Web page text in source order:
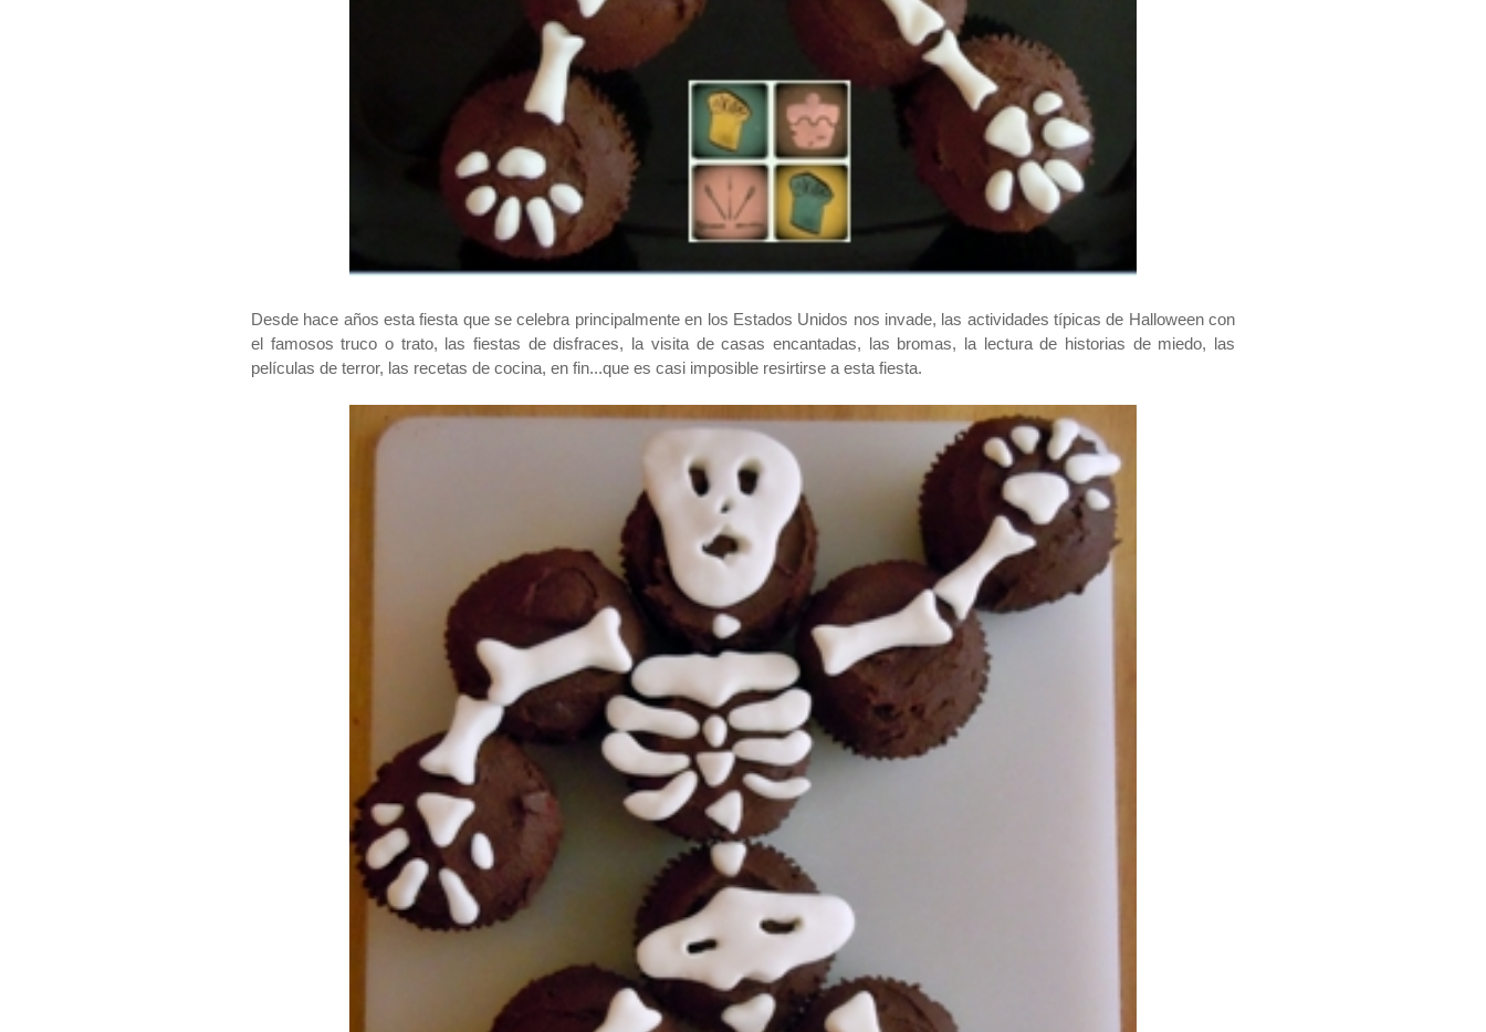
Desde hace años esta fiesta que se celebra principalmente en los Estados Unidos nos invade, las actividades típicas de Halloween con
el famosos truco o trato, las fiestas de disfraces, la visita de casas encantadas, las bromas, la lectura de historias de miedo, las
películas de terror, las recetas de cocina, en fin...que es casi imposible resirtirse a esta fiesta.